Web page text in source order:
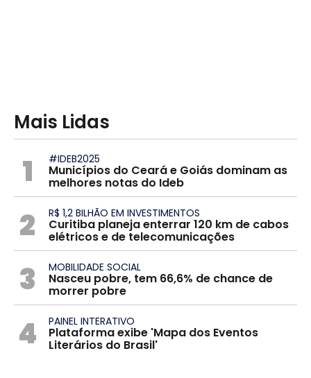
Mais Lidas
1 #IDEB2025
Municípios do Ceará e Goiás dominam as
melhores notas do Ideb
2 R$ 1,2 BILHÃO EM INVESTIMENTOS
Curitiba planeja enterrar 120 km de cabos
elétricos e de telecomunicações
3 MOBILIDADE SOCIAL
Nasceu pobre, tem 66,6% de chance de
morrer pobre
4 PAINEL INTERATIVO
Plataforma exibe 'Mapa dos Eventos
Literários do Brasil'